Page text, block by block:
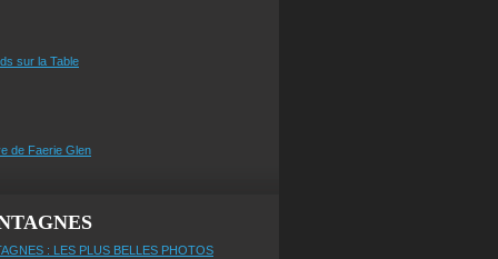
sur la Table
de Faerie Glen
: LES PLUS BELLES PHOTOS